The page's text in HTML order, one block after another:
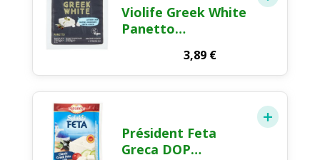
Violife Greek White
Panetto
Vegetale alla Feta
200g
3,89 €
Président Feta
Greca DOP